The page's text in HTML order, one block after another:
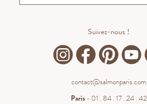
Suivez-nous !
contact@salmonparis.com
Paris- 01 . 84 . 17 . 24 . 42